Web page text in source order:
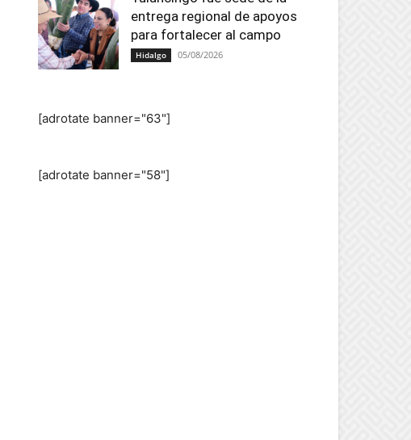
entrega regional de apoyos
para fortalecer al campo
Hidalgo 05/08/2026
[adrotate banner="63"]
[adrotate banner="58"]